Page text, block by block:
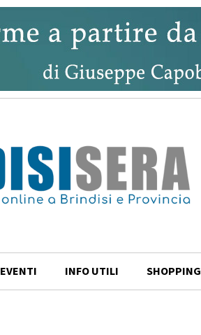
EVENTI INFO UTILI SHOPPING